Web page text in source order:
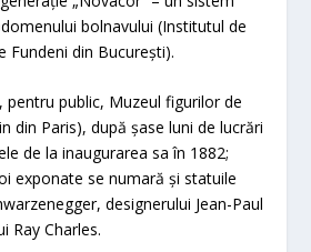
bolnavului (Institutul de
Fundeni din București).
pentru public, Muzeul figurilor de
din Paris), după șase luni de lucrări
de la inaugurarea sa în 1882;
exponate se numară și statuile
designerului Jean-Paul
Ray Charles.